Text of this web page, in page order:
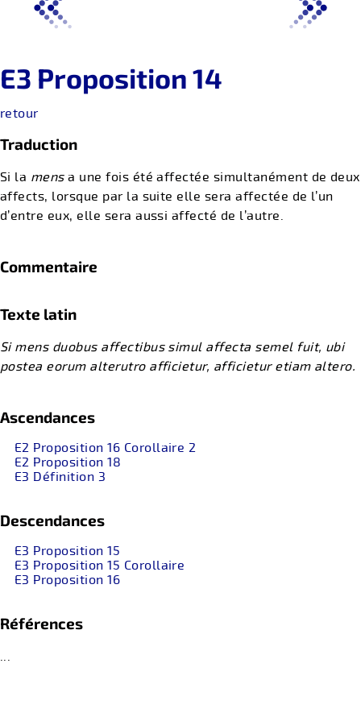
E3 Proposition 14
retour
Traduction
Si la mensa une fois été affectée simultanément de deux
affects, lorsque par la suite elle sera affectée de l’un
d’entre eux, elle sera aussi affecté de l’autre.
Commentaire
Texte latin
Si mens duobus affectibus simul affecta semel fuit, ubi
postea eorum alterutro afficietur, afficietur etiam altero.
Ascendances
E2 Proposition 16 Corollaire 2
E2 Proposition 18
E3 Définition 3
Descendances
E3 Proposition 15
E3 Proposition 15 Corollaire
E3 Proposition 16
Références